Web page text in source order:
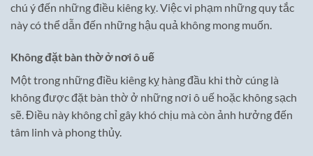
chú ý đến những điều kiêng kỵ. Việc vi phạm những quy tắc
này có thể dẫn đến những hậu quả không mong muốn.
Không đặt bàn thờ ở nơi ô uế
Một trong những điều kiêng kỵ hàng đầu khi thờ cúng là
không được đặt bàn thờ ở những nơi ô uế hoặc không sạch
sẽ. Điều này không chỉ gây khó chịu mà còn ảnh hưởng đến
tâm linh và phong thủy.